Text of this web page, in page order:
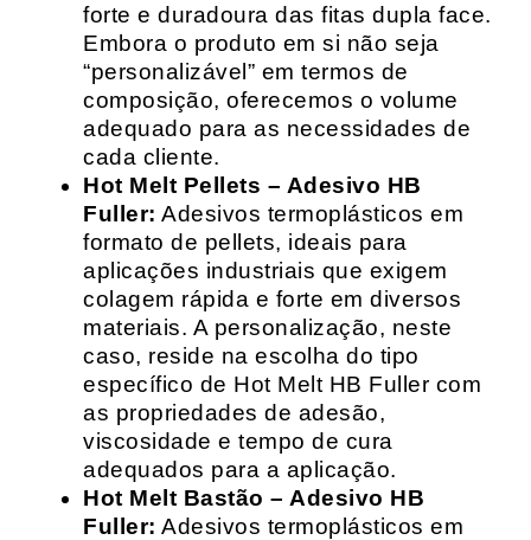
forte e duradoura das fitas dupla face.
Embora o produto em si não seja
“personalizável” em termos de
composição, oferecemos o volume
adequado para as necessidades de
cada cliente.
Hot Melt Pellets – Adesivo HB
Fuller: Adesivos termoplásticos em
formato de pellets, ideais para
aplicações industriais que exigem
colagem rápida e forte em diversos
materiais. A personalização, neste
caso, reside na escolha do tipo
específico de Hot Melt HB Fuller com
as propriedades de adesão,
viscosidade e tempo de cura
adequados para a aplicação.
Hot Melt Bastão – Adesivo HB
Fuller: Adesivos termoplásticos em